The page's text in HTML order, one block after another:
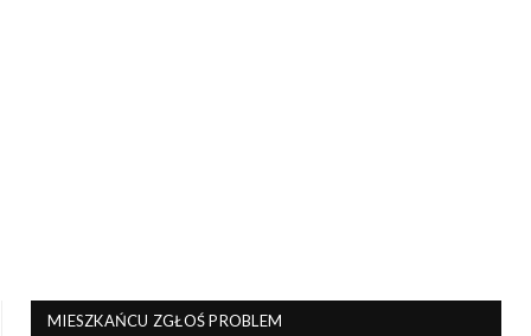
MIESZKAŃCU ZGŁOŚ PROBLEM